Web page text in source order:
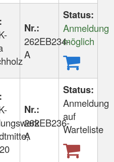
Nr.:
262EB234-
A
Status:
Anmeldung
möglich
Nr.:
262EB236-
A
Status:
Anmeldung
auf
Warteliste